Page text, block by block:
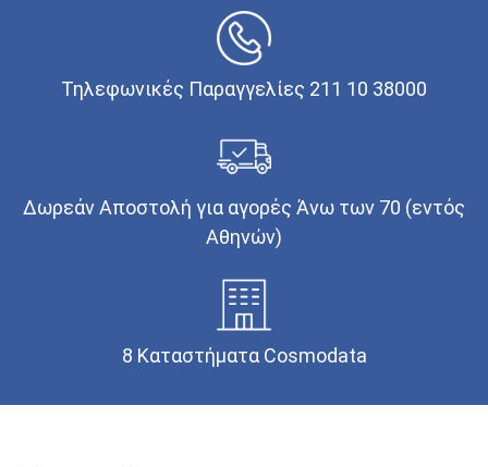
Τηλεφωνικές Παραγγελίες 211 10 38000
Δωρεάν Αποστολή για αγορές Άνω των 70 (εντός
Αθηνών)
8 Καταστήματα Cosmodata